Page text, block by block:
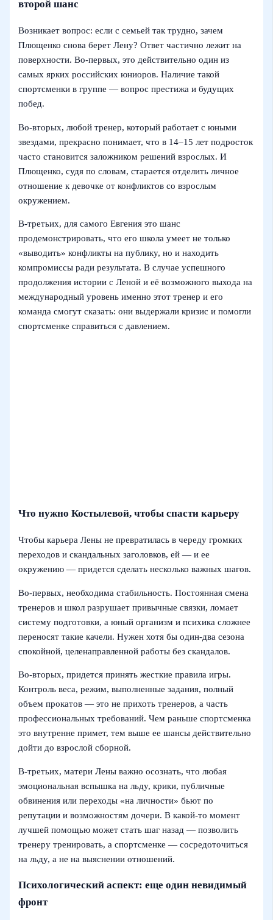
второй шанс
Возникает вопрос: если с семьей так трудно, зачем
Плющенко снова берет Лену? Ответ частично лежит на
поверхности. Во‑первых, это действительно один из
самых ярких российских юниоров. Наличие такой
спортсменки в группе — вопрос престижа и будущих
побед.
Во‑вторых, любой тренер, который работает с юными
звездами, прекрасно понимает, что в 14–15 лет подросток
часто становится заложником решений взрослых. И
Плющенко, судя по словам, старается отделить личное
отношение к девочке от конфликтов со взрослым
окружением.
В‑третьих, для самого Евгения это шанс
продемонстрировать, что его школа умеет не только
«выводить» конфликты на публику, но и находить
компромиссы ради результата. В случае успешного
продолжения истории с Леной и её возможного выхода на
международный уровень именно этот тренер и его
команда смогут сказать: они выдержали кризис и помогли
спортсменке справиться с давлением.
Что нужно Костылевой, чтобы спасти карьеру
Чтобы карьера Лены не превратилась в череду громких
переходов и скандальных заголовков, ей — и ее
окружению — придется сделать несколько важных шагов.
Во‑первых, необходима стабильность. Постоянная смена
тренеров и школ разрушает привычные связки, ломает
систему подготовки, а юный организм и психика сложнее
переносят такие качели. Нужен хотя бы один‑два сезона
спокойной, целенаправленной работы без скандалов.
Во‑вторых, придется принять жесткие правила игры.
Контроль веса, режим, выполненные задания, полный
объем прокатов — это не прихоть тренеров, а часть
профессиональных требований. Чем раньше спортсменка
это внутренне примет, тем выше ее шансы действительно
дойти до взрослой сборной.
В‑третьих, матери Лены важно осознать, что любая
эмоциональная вспышка на льду, крики, публичные
обвинения или переходы «на личности» бьют по
репутации и возможностям дочери. В какой-то момент
лучшей помощью может стать шаг назад — позволить
тренеру тренировать, а спортсменке — сосредоточиться
на льду, а не на выяснении отношений.
Психологический аспект: еще один невидимый
фронт